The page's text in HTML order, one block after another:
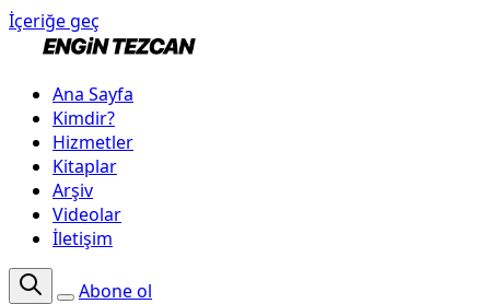
İçeriğe geç
Ana Sayfa
Kimdir?
Hizmetler
Kitaplar
Arşiv
Videolar
İletişim
Abone ol